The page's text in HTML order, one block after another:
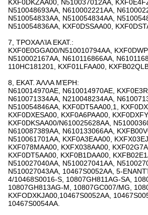
KXF0DKZAA00, N510037012AA,
N510048693AA, N610002221AA,
N510054833AA, N510054834AA,
N510054836AA, KXF0DSSAA00,
7, ΤΡΟΧΑΛΊΑ ΕΚΑΤ.:
KXF0E0GGA00/N510010794AA,
N510002167AA, N610116866AA,
110HC181201, KXF01LFAA00,
8, ΕΚΑΤ. ΆΛΛΑ ΜΈΡΗ:
N610014970AE, N610014970AE,
N610071334AA, N210048234AA,
N510054846AA, KXF0DT5AA00,1,
KXF0DXESA00, KXF0A6PAA00,
KXF0DKSAA00/N610025628AA,
N610087389AA, N610133066AA,
N510061701AA, KXF0A3EAA00,
KXF078MAA00, KXFX038AA00,
KXF0DT5AA00, KXF0B1DAA00,
N510027040AA, N510027041AA,
N510027043AA, 10467S0052AA, 5-
4/10468S0016-S, 10807GH811AG-SA,
10807GH813AG-Μ, 10807GC007/MG,
KXFODXKJA00,10467S0052AA,
10467S0054AA.